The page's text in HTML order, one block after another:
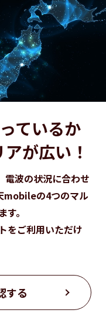
ているか
が広い！
電波の状況に合わせ
の4つのマル
。
をご利用いただけ
する